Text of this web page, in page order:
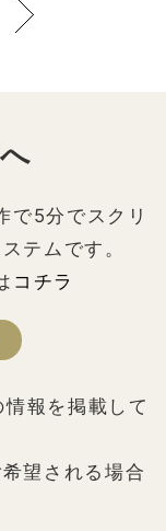
で5分でスクリ
テムです。
コチラ
報を掲載して
望される場合